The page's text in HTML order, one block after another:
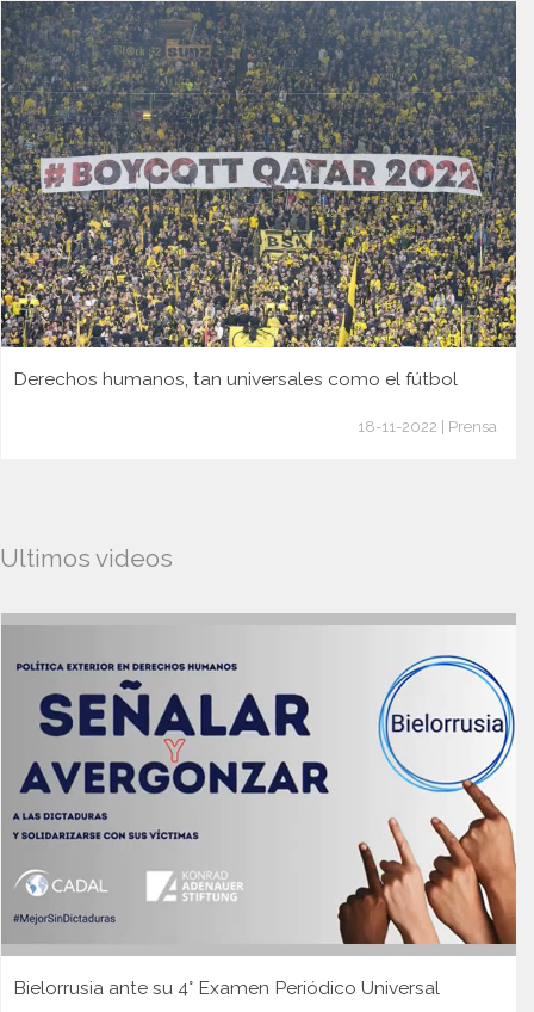
Derechos humanos, tan universales como el fútbol
18-11-2022 | Prensa
Ultimos videos
Bielorrusia ante su 4° Examen Periódico Universal